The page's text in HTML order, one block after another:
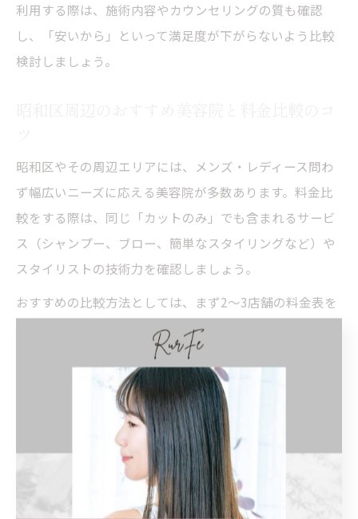
利用する際は、施術内容やカウンセリングの質も確認
し、「安いから」といって満足度が下がらないよう比較
検討しましょう。
昭和区やその周辺エリアには、メンズ・レディース問わ
ず幅広いニーズに応える美容院が多数あります。料金比
較をする際は、同じ「カットのみ」でも含まれるサービ
ス（シャンプー、ブロー、簡単なスタイリングなど）や
スタイリストの技術力を確認しましょう。
おすすめの比較方法としては、まず2～3店舗の料金表を
並べて、サービス内容や口コミ評価を一覧化することで
す。例えば、「瑞穂区 美容院 カット 上手」や「千種区
美容院 カット 上手」など、近隣エリアも含めて比較する
ことで、より自分に合った美容院を見つけやすくなりま
また、アクセスの良さや予約の取りやすさも重要な比較
ポイントです。自分のライフスタイルや通いやすさを重
視しつつ、コストパフォーマンスを意識した選び方を心